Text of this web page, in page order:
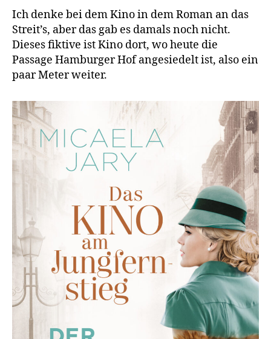
Ich denke bei dem Kino in dem Roman an das
Streit’s, aber das gab es damals noch nicht.
Dieses fiktive ist Kino dort, wo heute die
Passage Hamburger Hof angesiedelt ist, also ein
paar Meter weiter.